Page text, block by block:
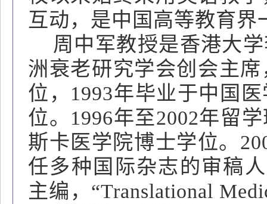
互动，是中国高等教育
周中军教授是香港大学
洲衰老研究学会创会主
位，1993年毕业于中国
位。1996年至2002年留
斯卡医学院博士学位。
任多种国际杂志的审稿
主编，“Translational